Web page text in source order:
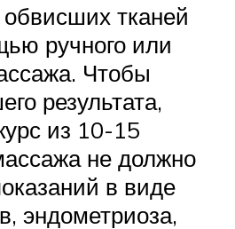
тканей
ручного или
Чтобы
результата,
из 10-15
не должно
в виде
эндометриоза,